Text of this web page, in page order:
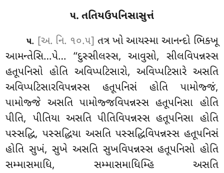
૫. તતિયઉપનિસાસુત્તં
૫. [અ. નિ. ૧૦.૫] તત્ર ખો આયસ્મા આનન્દો ભિક્ખૂ
આમન્તેસિ…પે… ‘‘દુસ્સીલસ્સ, આવુસો, સીલવિપન્નસ્સ
હતૂપનિસો હોતિ અવિપ્પટિસારો, અવિપ્પટિસારે અસતિ
અવિપ્પટિસારવિપન્નસ્સ હતૂપનિસં હોતિ પામોજ્જં,
પામોજ્જે અસતિ પામોજ્જવિપન્નસ્સ હતૂપનિસા હોતિ
પીતિ, પીતિયા અસતિ પીતિવિપન્નસ્સ હતૂપનિસા હોતિ
પસ્સદ્ધિ, પસ્સદ્ધિયા અસતિ પસ્સદ્ધિવિપન્નસ્સ હતૂપનિસં
હોતિ સુખં, સુખે અસતિ સુખવિપન્નસ્સ હતૂપનિસો હોતિ
સમ્માસમાધિ, સમ્માસમાધિમ્હિ અસતિ